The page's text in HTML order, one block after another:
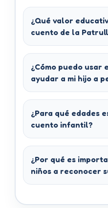
¿Qué valor
cuento de la
¿Cómo puedo usar
ayudar a mi hijo a
¿Para qué edades
cuento infantil?
¿Por qué es
niños a reconocer